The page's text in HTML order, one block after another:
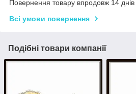
Повернення товару впродовж 14
Всі умови повернення
Подібні товари компанії